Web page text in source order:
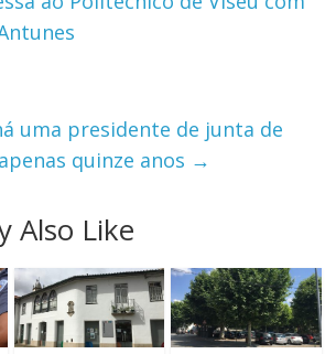
uma presidente de junta de
quinze anos →
Also Like